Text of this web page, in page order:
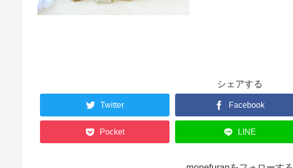
シェアする
Twitter Facebook
Pocket LINE